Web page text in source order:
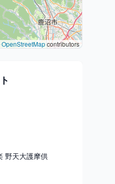
OpenStreetMapcontributors
野天大護摩供